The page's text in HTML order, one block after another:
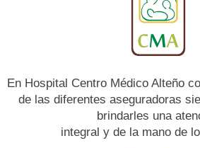
En Hospital Centro Médico Alteño
de las diferentes aseguradoras
brindarles una
integral y de la mano de